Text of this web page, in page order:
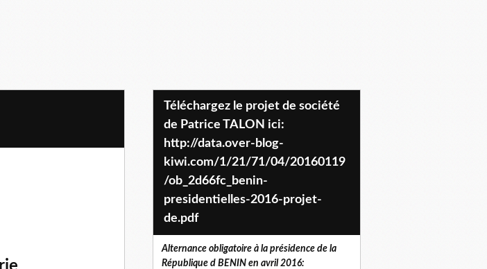
Téléchargez le projet de société
de Patrice TALON ici:
http://data.over-blog-
kiwi.com/1/21/71/04/20160119
/ob_2d66fc_benin-
presidentielles-2016-projet-
de.pdf
Alternance obligatoire à la présidence de la
République d BENIN en avril 2016: